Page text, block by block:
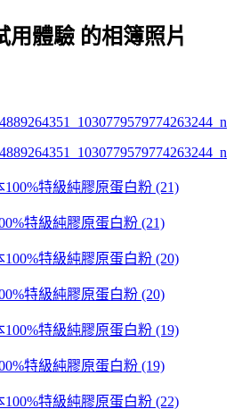
用體驗 的相簿照片
特級純膠原蛋白粉 (21)
特級純膠原蛋白粉 (20)
特級純膠原蛋白粉 (19)